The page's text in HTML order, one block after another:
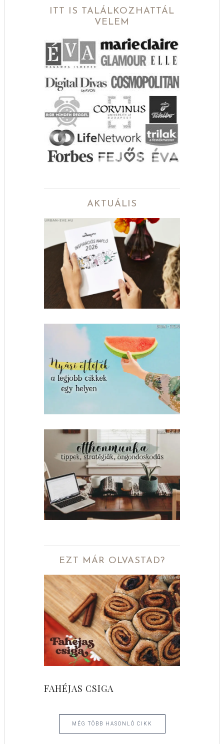
ITT IS TALÁLKOZHATTÁL
VELEM
AKTUÁLIS
EZT MÁR OLVASTAD?
FAHÉJAS CSIGA
MÉG TÖBB HASONLÓ CIKK